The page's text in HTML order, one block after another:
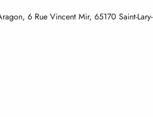
6 Rue Vincent Mir, 65170 Saint-Lary-